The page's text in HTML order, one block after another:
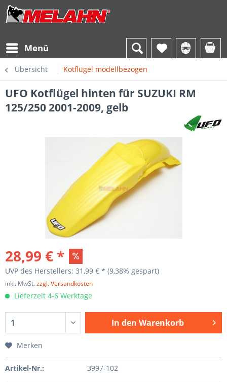
Menü
Übersicht Kotflügel modellbezogen
UFO Kotflügel hinten für SUZUKI RM
125/250 2001-2009, gelb
28,99 € *
UVP des Herstellers: 31,99 € * (9,38% gespart)
inkl. MwSt.zzgl. Versandkosten
Lieferzeit 4-6 Werktage
In den Warenkorb
Merken
Artikel-Nr.: 3997-102